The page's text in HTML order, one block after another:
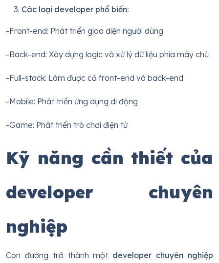
Các loại developer phổ biến:
-Front-end: Phát triển giao diện người dùng
-Back-end: Xây dựng logic và xử lý dữ liệu phía máy chủ
-Full-stack: Làm được cả front-end và back-end
-Mobile: Phát triển ứng dụng di động
-Game: Phát triển trò chơi điện tử
Kỹ năng cần thiết của
developer chuyên
nghiệp
Con đường trở thành một developer chuyên nghiệp